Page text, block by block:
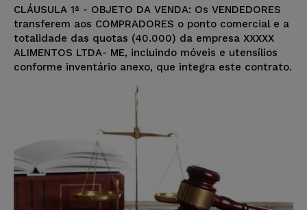
CLÁUSULA 1ª - OBJETO DA VENDA: Os VENDEDORES
transferem aos COMPRADORES o ponto comercial e a
totalidade das quotas (40.000) da empresa XXXXX
ALIMENTOS LTDA- ME, incluindo móveis e utensílios
conforme inventário anexo, que integra este contrato.